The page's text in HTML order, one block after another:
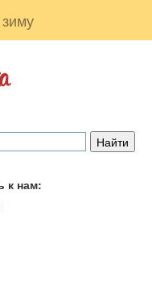
к нам: